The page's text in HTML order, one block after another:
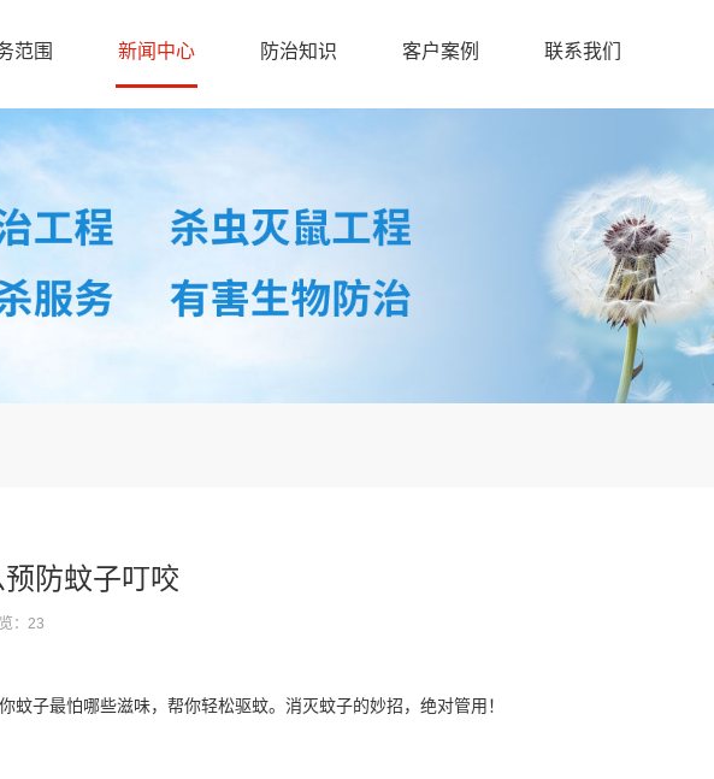
范围 新闻中心 防治知识 客户案例 联系我们
防蚊子叮咬
： 23
蚊子最怕哪些滋味，帮你轻松驱蚊。消灭蚊子的妙招，绝对管用！